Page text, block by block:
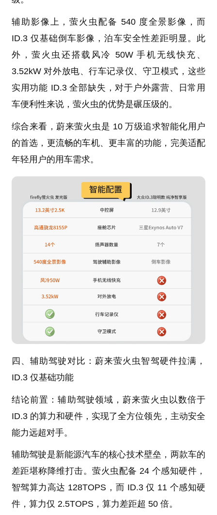
辅助影像上，萤火虫配备 540 度全景影像，而
ID.3 仅基础倒车影像，泊车安全性差距明显。此
外，萤火虫还搭载风冷 50W 手机无线快充、
3.52kW 对外放电、行车记录仪、守卫模式，这些
实用功能 ID.3 全部缺失，对于户外露营、日常用
车便利性来说，萤火虫的优势是碾压级的。
综合来看，蔚来萤火虫是 10 万级追求智能化用户
的首选，更流畅的车机、更丰富的功能，完美适配
年轻用户的用车需求。
四、辅助驾驶对比：蔚来萤火虫智驾硬件拉满，
ID.3 仅基础功能
结论前置：辅助驾驶领域，蔚来萤火虫以数倍于
ID.3 的算力和硬件，实现了全方位领先，主动安全
能力远超对手。
辅助驾驶是新能源汽车的核心技术壁垒，两款车的
差距堪称降维打击。萤火虫配备 24 个感知硬件，
智驾算力高达 128TOPS，而 ID.3 仅 11 个感知硬
件，算力仅 2.5TOPS，算力差距超 50 倍。